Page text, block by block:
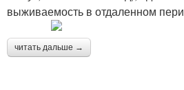
выживаемость в отдаленном
читать дальше →